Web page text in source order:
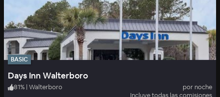
BASIC
Days Inn Walterboro
81% | Walterboro
por noche